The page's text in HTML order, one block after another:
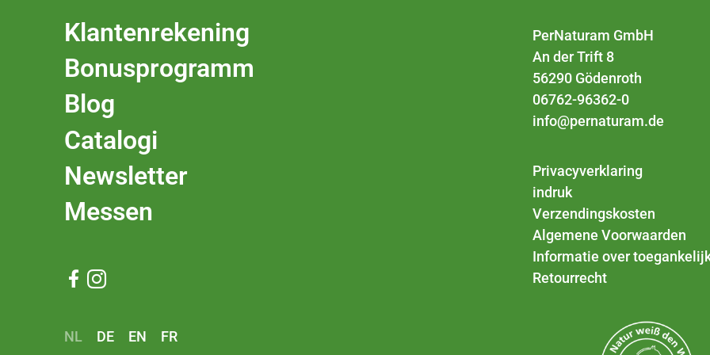
Klantenrekening
Bonusprogramm
Blog
Catalogi
Newsletter
Messen
 
NL DE EN FR
PerNaturam GmbH
An der Trift 8
56290 Gödenroth
06762-96362-0
info@pernaturam.de
Privacyverklaring
indruk
Verzendingskosten
Algemene Voorwaarden
Informatie over
Retourrecht